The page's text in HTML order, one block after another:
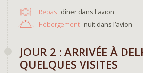
Repas : dîner dans l'avion
Hébergement : nuit dans l’avion
​JOUR 2 : ARRIVÉE À
QUELQUES VISITES